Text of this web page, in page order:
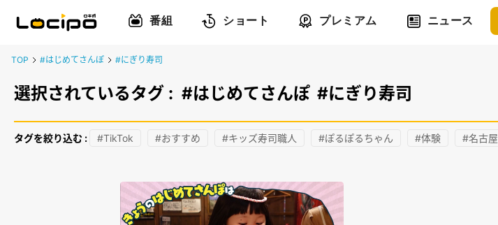
番組 ショート プレミアム ニュース
TOP #はじめてさんぽ #にぎり寿司
選択されているタグ : #はじめてさんぽ #にぎり寿司
タグを絞り込む : #TikTok #おすすめ #キッズ寿司職人 #ぽるぽるちゃん #体験 #名古屋